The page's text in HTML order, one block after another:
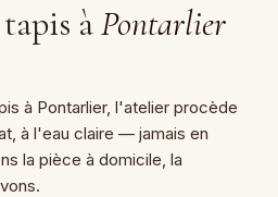
àPontarlier
à Pontarlier, l'atelier procède
à l'eau claire — jamais en
la pièce à domicile, la